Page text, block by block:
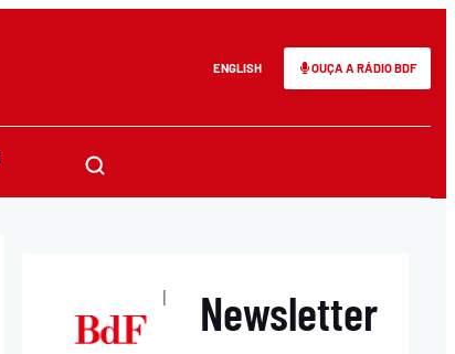
ENGLISH OUÇA A RÁDIO BDF
| Newsletter